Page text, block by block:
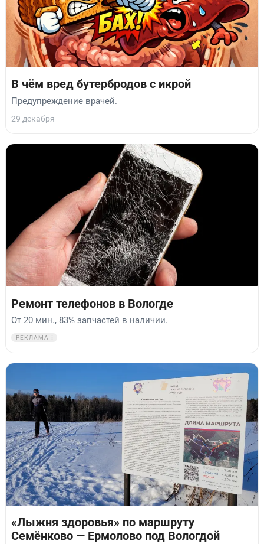
В чём вред бутербродов с икрой
Предупреждение врачей.
29 декабря
Ремонт телефонов в Вологде
От 20 мин., 83% запчастей в наличии.
РЕКЛАМА
«Лыжня здоровья» по маршруту
Семёнково — Ермолово под Вологдой